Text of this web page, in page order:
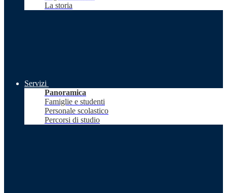
La storia
Servizi
Panoramica
Famiglie e studenti
Personale scolastico
Percorsi di studio